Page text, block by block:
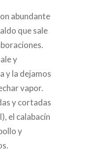
abundante
que sale
y
y la dejamos
vapor.
y cortadas
el calabacín
y